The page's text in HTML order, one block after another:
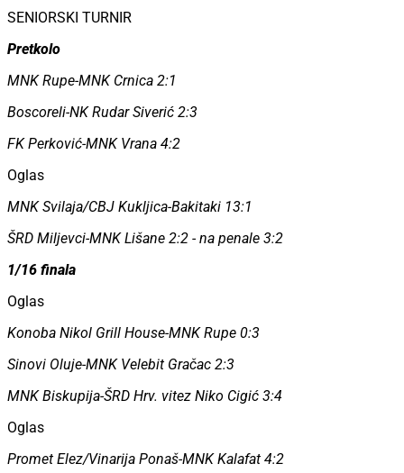
SENIORSKI TURNIR
Pretkolo
MNK Rupe-MNK Crnica 2:1
Boscoreli-NK Rudar Siverić 2:3
FK Perković-MNK Vrana 4:2
Oglas
MNK Svilaja/CBJ Kukljica-Bakitaki 13:1
ŠRD Miljevci-MNK Lišane 2:2 - na penale 3:2
1/16 finala
Oglas
Konoba Nikol Grill House-MNK Rupe 0:3
Sinovi Oluje-MNK Velebit Gračac 2:3
MNK Biskupija-ŠRD Hrv. vitez Niko Cigić 3:4
Oglas
Promet Elez/Vinarija Ponaš-MNK Kalafat 4:2